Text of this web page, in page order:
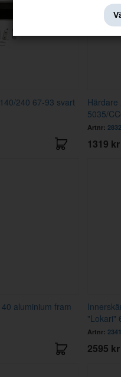
240 67-93 svart
Härdare
5035/
Artnr:
1319 kr
aluminium fram
"Lokari"
Artnr:
2595 kr